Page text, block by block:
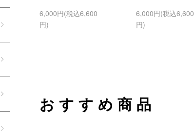
6,000円(税込6,600
円)
6,000円(税込6,600
円)
おすすめ商品